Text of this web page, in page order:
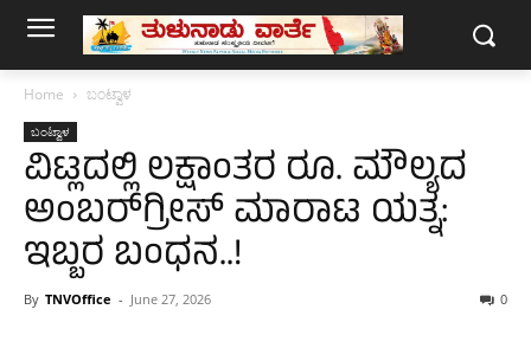
Home ಬಂಟ್ವಾಳ
ಬಂಟ್ವಾಳ
ವಿಟ್ಲದಲ್ಲಿ ಲಕ್ಷಾಂತರ ರೂ. ಮೌಲ್ಯದ
ಅಂಬರ್‌ಗ್ರೀಸ್ ಮಾರಾಟ ಯತ್ನ:
ಇಬ್ಬರ ಬಂಧನ..!
By TNVOffice - June 27, 2026 0